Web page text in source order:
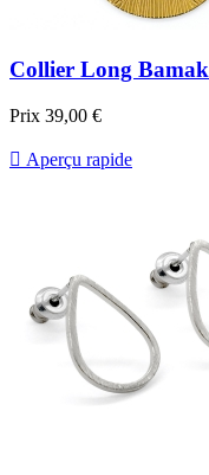
Collier Long
Prix 39,00 €
 Aperçu rapide